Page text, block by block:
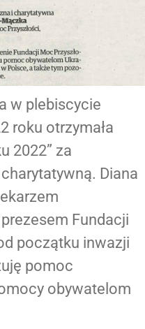
w plebiscycie
roku otrzymała
2022” za
Diana
Fundacji
początku inwazji
pomoc
obywatelom